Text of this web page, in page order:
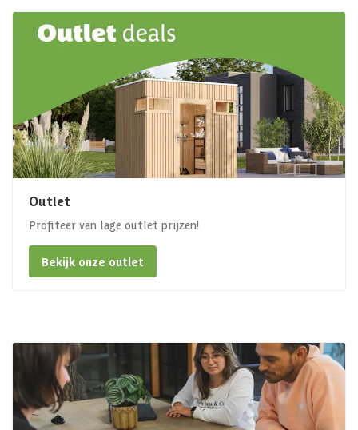
Outlet
Profiteer van lage outlet prijzen!
Bekijk onze outlet